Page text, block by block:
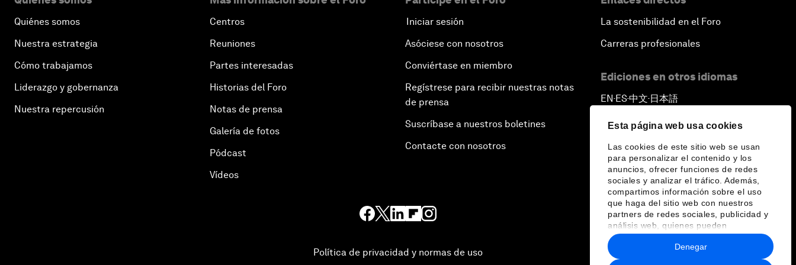
Esta página web usa cookies
Las cookies de este sitio web se usan
para personalizar el contenido y los
anuncios, ofrecer funciones de redes
sociales y analizar el tráfico. Además,
compartimos información sobre el uso
que haga del sitio web con nuestros
partners de redes sociales, publicidad y
análisis web, quienes pueden
combinarla con otra información que les
haya proporcionado o que hayan
recopilado a partir del uso que haya
Denegar
Quiénes somos
Nuestra estrategia
Cómo trabajamos
Liderazgo y gobernanza
Nuestra repercusión
Centros
Reuniones
Partes interesadas
Historias del Foro
Notas de prensa
Galería de fotos
Pódcast
Vídeos
Iniciar sesión
Asóciese con nosotros
Conviértase en miembro
Regístrese para recibir nuestras notas
de prensa
Suscríbase a nuestros boletines
Contacte con nosotros
La sostenibilidad en el Foro
Carreras profesionales
Ediciones en otros idiomas
EN ▪ ES▪中文▪ 日本語
Política de privacidad y normas de uso